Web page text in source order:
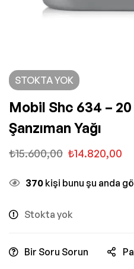
STOKTA YOK
Mobil Shc 634 –
Şanzıman Yağı
₺15.600,00 ₺14.820,00
370 kişi bunu şu anda
Stokta yok
Bir Soru Sorun